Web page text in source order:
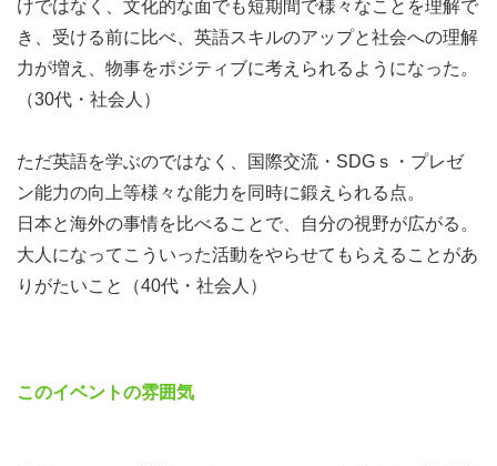
・世代、国境を超えてひとつの社会問題について議論した
い
・海外に興味がある
・留学の予行練習をしたい etc…
皆さまのご参加をお待ちしております！
＊「GOAL」とは、日本人研修生がSDGsに関連するテー
マを毎回ひとつ選び、主催会社の拠点がある、シンガポー
けではなく、文化的な面でも短期間で様々なことを理解で
き、受ける前に比べ、英語スキルのアップと社会への理解
力が増え、物事をポジティブに考えられるようになった。
（30代・社会人）
ただ英語を学ぶのではなく、国際交流・SDGｓ・プレゼ
ン能力の向上等様々な能力を同時に鍛えられる点。
日本と海外の事情を比べることで、自分の視野が広がる。
大人になってこういった活動をやらせてもらえることがあ
りがたいこと（40代・社会人）
このイベントの雰囲気